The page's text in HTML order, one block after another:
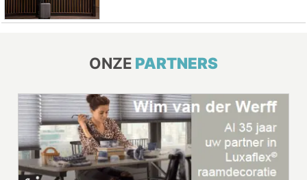
ONZE PARTNERS